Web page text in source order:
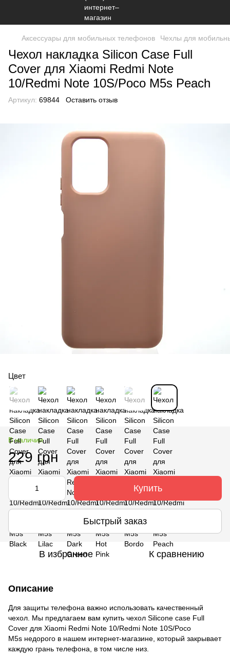
Аксессуары для мобильных телефонов Чехлы для
Чехол накладка Silicon Case Full
Cover для Xiaomi Redmi Note
10/Redmi Note 10S/Poco M5s Peach
Артикул: 69844 Оставить отзыв
Цвет
В наличии
229 грн
Купить
Быстрый заказ
В избранное К сравнению
Описание
Для защиты телефона важно использовать качественный
чехол. Мы предлагаем вам купить чехол Silicone case Full
Cover для Xiaomi Redmi Note 10/Redmi Note 10S/Poco
M5s недорого в нашем интернет-магазине, который закрывает
каждую грань телефона, в том числе низ.